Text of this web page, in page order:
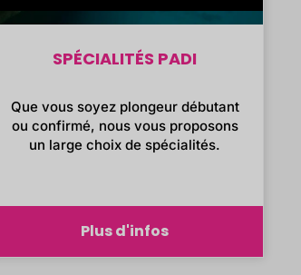
SPÉCIALITÉS PADI
Que vous soyez plongeur débutant
ou confirmé, nous vous proposons
un large choix de spécialités.
Plus d'infos